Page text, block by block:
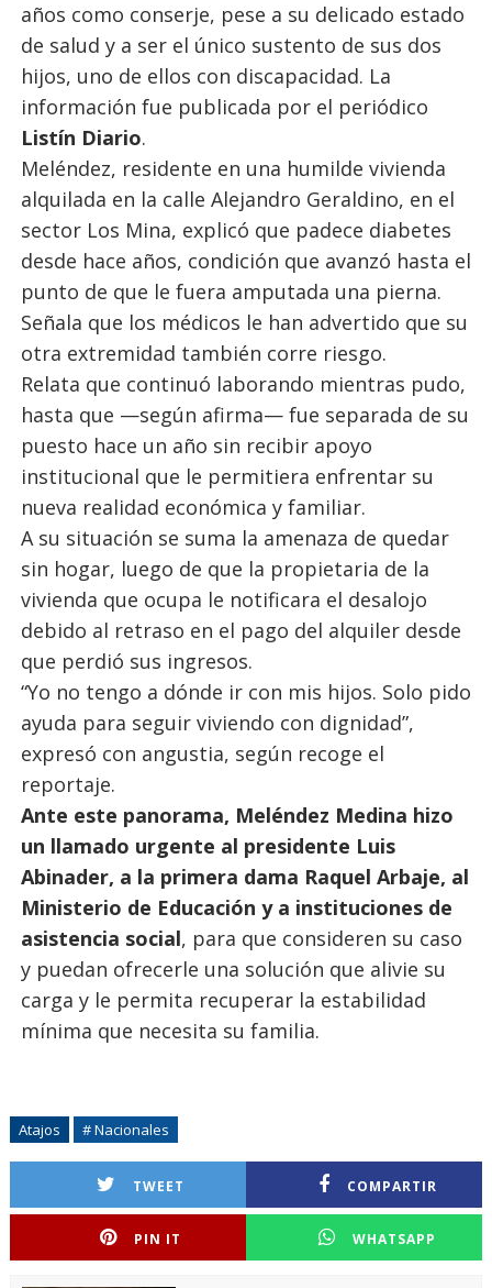
años como conserje, pese a su delicado estado
de salud y a ser el único sustento de sus dos
hijos, uno de ellos con discapacidad. La
información fue publicada por el periódico
Listín Diario.
Meléndez, residente en una humilde vivienda
alquilada en la calle Alejandro Geraldino, en el
sector Los Mina, explicó que padece diabetes
desde hace años, condición que avanzó hasta el
punto de que le fuera amputada una pierna.
Señala que los médicos le han advertido que su
otra extremidad también corre riesgo.
Relata que continuó laborando mientras pudo,
hasta que —según afirma— fue separada de su
puesto hace un año sin recibir apoyo
institucional que le permitiera enfrentar su
nueva realidad económica y familiar.
A su situación se suma la amenaza de quedar
sin hogar, luego de que la propietaria de la
vivienda que ocupa le notificara el desalojo
debido al retraso en el pago del alquiler desde
que perdió sus ingresos.
“Yo no tengo a dónde ir con mis hijos. Solo pido
ayuda para seguir viviendo con dignidad”,
expresó con angustia, según recoge el
reportaje.
Ante este panorama, Meléndez Medina hizo
un llamado urgente al presidente Luis
Abinader, a la primera dama Raquel Arbaje, al
Ministerio de Educación y a instituciones de
asistencia social, para que consideren su caso
y puedan ofrecerle una solución que alivie su
carga y le permita recuperar la estabilidad
mínima que necesita su familia.
Atajos # Nacionales
TWEET COMPARTIR
PIN IT WHATSAPP